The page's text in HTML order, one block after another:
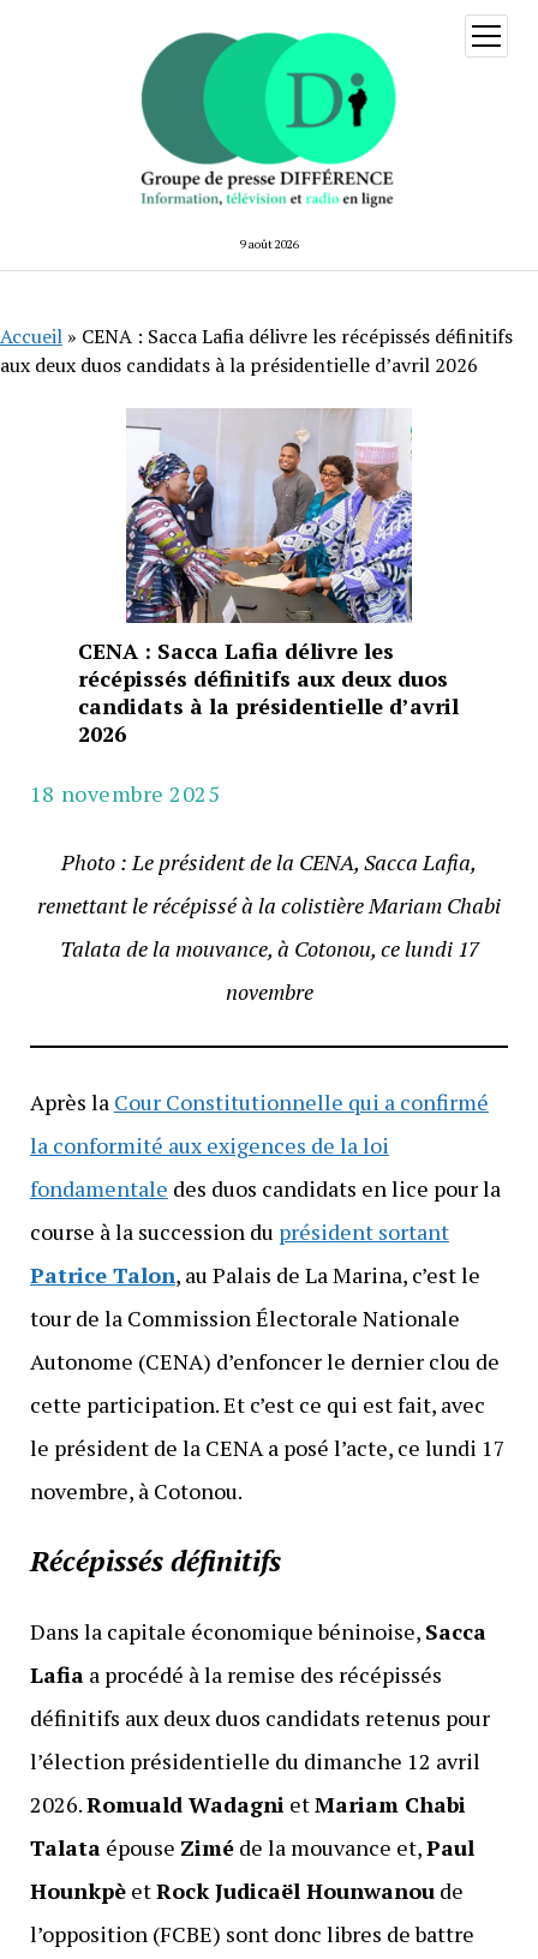
9 août 2026
ouvrir
menu
Accueil » CENA : Sacca Lafia délivre les récépissés définitifs
aux deux duos candidats à la présidentielle d’avril 2026
CENA : Sacca Lafia délivre les
récépissés définitifs aux deux duos
candidats à la présidentielle d’avril
2026
18 novembre 2025
Photo : Le président de la CENA, Sacca Lafia,
remettant le récépissé à la colistière Mariam Chabi
Talata de la mouvance, à Cotonou, ce lundi 17
novembre
Après la Cour Constitutionnelle qui a confirmé
la conformité aux exigences de la loi
fondamentale des duos candidats en lice pour la
course à la succession du président sortant
Patrice Talon, au Palais de La Marina, c’est le
tour de la Commission Électorale Nationale
Autonome (CENA) d’enfoncer le dernier clou de
cette participation. Et c’est ce qui est fait, avec
le président de la CENA a posé l’acte, ce lundi 17
novembre, à Cotonou.
Récépissés définitifs
Dans la capitale économique béninoise, Sacca
Lafiaa procédé à la remise des récépissés
définitifs aux deux duos candidats retenus pour
l’élection présidentielle du dimanche 12 avril
2026.Romuald WadagnietMariam Chabi
Talataépouse Ziméde la mouvance et,Paul
HounkpèetRock Judicaël Hounwanoude
l’opposition (FCBE) sont donc libres de battre